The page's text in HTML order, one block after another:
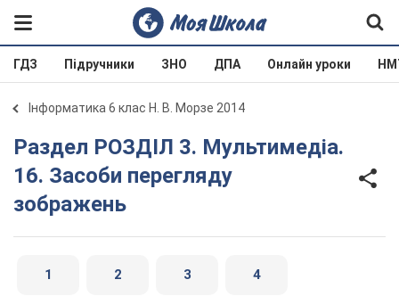
ГДЗ Підручники ЗНО ДПА Онлайн уроки
Інформатика 6 клас Н. В. Морзе 2014
Раздел РОЗДІЛ 3. Мультимедіа.
16. Засоби перегляду
зображень
1 2 3 4